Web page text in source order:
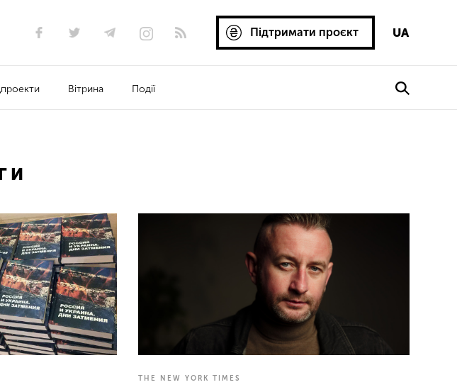
UA
Підтримати проєкт
Вітрина Події
THE NEW YORK TIMES